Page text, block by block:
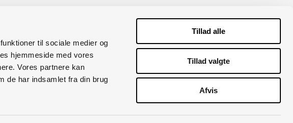
til sociale medier og
hjemmeside med vores
Vores partnere kan
de har indsamlet fra din brug
Tillad alle
Tillad valgte
Afvis
Aarhus N + 45 5393 7760